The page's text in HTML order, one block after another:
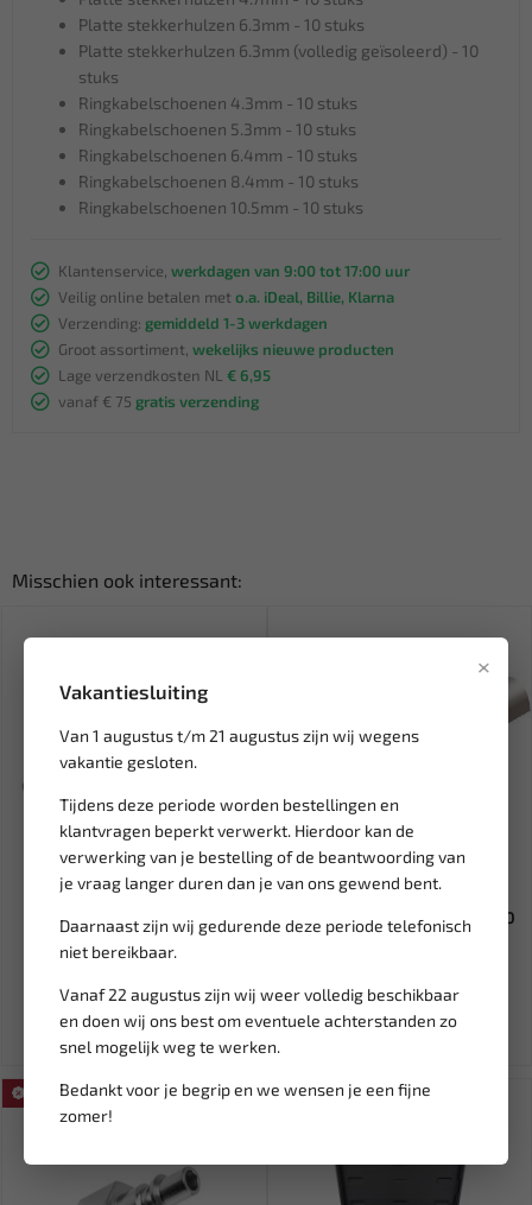
×
Vakantiesluiting
Van 1 augustus t/m 21 augustus zijn wij wegens
vakantie gesloten.
Tijdens deze periode worden bestellingen en
klantvragen beperkt verwerkt. Hierdoor kan de
verwerking van je bestelling of de beantwoording van
je vraag langer duren dan je van ons gewend bent.
Daarnaast zijn wij gedurende deze periode telefonisch
niet bereikbaar.
Vanaf 22 augustus zijn wij weer volledig beschikbaar
en doen wij ons best om eventuele achterstanden zo
snel mogelijk weg te werken.
Bedankt voor je begrip en we wensen je een fijne
zomer!
Platte stekkerhulzen 6.3mm - 10 stuks
Platte stekkerhulzen 6.3mm (volledig geïsoleerd) - 10
stuks
Ringkabelschoenen 4.3mm - 10 stuks
Ringkabelschoenen 5.3mm - 10 stuks
Ringkabelschoenen 6.4mm - 10 stuks
Ringkabelschoenen 8.4mm - 10 stuks
Ringkabelschoenen 10.5mm - 10 stuks
Klantenservice, werkdagen van 9:00 tot 17:00 uur
Veilig online betalen met o.a. iDeal, Billie, Klarna
Verzending: gemiddeld 1-3 werkdagen
Groot assortiment, wekelijks nieuwe producten
Lage verzendkosten NL € 6,95
vanaf € 75 gratis verzending
Misschien ook interessant:
Leverbaar
Borggereedschap
spelingcompensatie via
aandrijfas,...
Ex. btw: € 20,24
Leverbaar
PVC KABELSCHOEN 559
VROUW ROOD 2,8X0,5MM (50
Ex. btw: € 10,20
SALE!